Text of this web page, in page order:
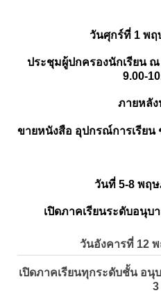
วันศุกร์ที่ 1 พฤ
ประชุมผู้ปกครองนักเรียน ณ
9.00-
ภายหลัง
ขายหนังสือ อุปกรณ์การเรียน
วันที่ 5-8 พฤ
เปิดภาคเรียนระดับอนุบ
วันอังคารที่ 12
เปิดภาคเรียนทุกระดับชั้น อนุ
3